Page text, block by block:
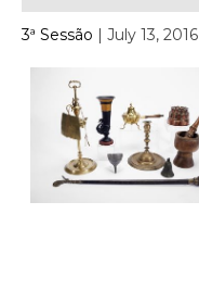
3ª Sessão | July 13, 2016